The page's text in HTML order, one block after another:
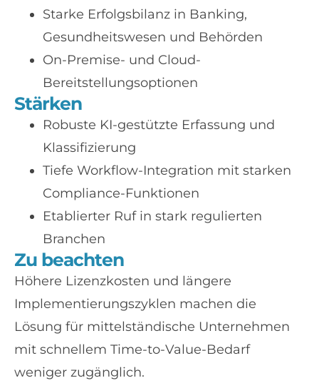
Starke Erfolgsbilanz in Banking,
Gesundheitswesen und Behörden
On-Premise- und Cloud-
Bereitstellungsoptionen
Stärken
Robuste KI-gestützte Erfassung und
Klassifizierung
Tiefe Workflow-Integration mit starken
Compliance-Funktionen
Etablierter Ruf in stark regulierten
Branchen
Zu beachten
Höhere Lizenzkosten und längere
Implementierungszyklen machen die
Lösung für mittelständische Unternehmen
mit schnellem Time-to-Value-Bedarf
weniger zugänglich.